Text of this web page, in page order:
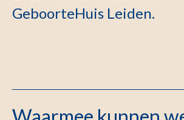
GeboorteHuis Leiden.